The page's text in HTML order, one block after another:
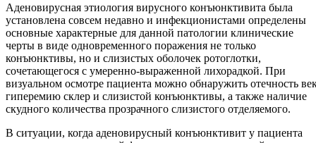
Аденовирусная этиология вирусного конъюнктивита была
установлена совсем недавно и инфекционистами определены
основные характерные для данной патологии клинические
черты в виде одновременного поражения не только
конъюнктивы, но и слизистых оболочек ротоглотки,
сочетающегося с умеренно-выраженной лихорадкой. При
визуальном осмотре пациента можно обнаружить отечность
гиперемию склер и слизистой конъюнктивы, а также наличие
скудного количества прозрачного слизистого отделяемого.
В ситуации, когда аденовирусный конъюнктивит у пациента